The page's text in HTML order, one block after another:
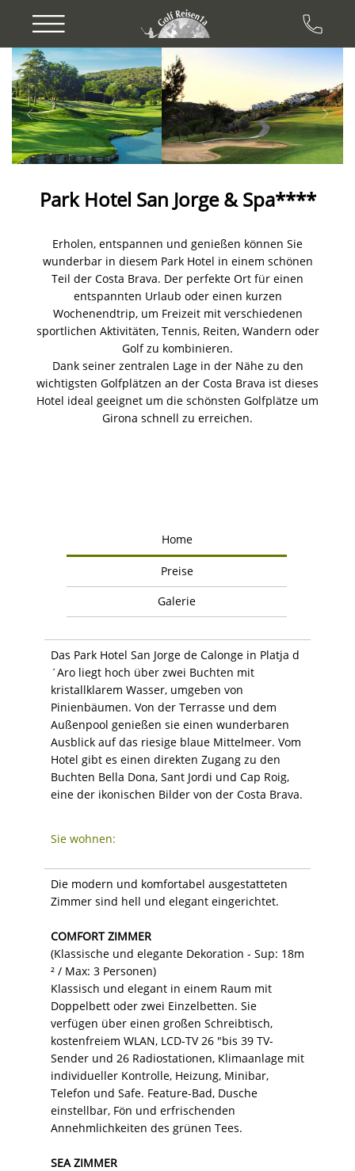
Previous Next
Park Hotel San Jorge & Spa****
Erholen, entspannen und genießen können Sie
wunderbar in diesem Park Hotel in einem schönen
Teil der Costa Brava. Der perfekte Ort für einen
entspannten Urlaub oder einen kurzen
Wochenendtrip, um Freizeit mit verschiedenen
sportlichen Aktivitäten, Tennis, Reiten, Wandern oder
Golf zu kombinieren.
Dank seiner zentralen Lage in der Nähe zu den
wichtigsten Golfplätzen an der Costa Brava ist dieses
Hotel ideal geeignet um die schönsten Golfplätze um
Girona schnell zu erreichen.
Home
Preise
Galerie
Das Park Hotel San Jorge de Calonge in Platja d
´Aro liegt hoch über zwei Buchten mit
kristallklarem Wasser, umgeben von
Pinienbäumen. Von der Terrasse und dem
Außenpool genießen sie einen wunderbaren
Ausblick auf das riesige blaue Mittelmeer. Vom
Hotel gibt es einen direkten Zugang zu den
Buchten Bella Dona, Sant Jordi und Cap Roig,
eine der ikonischen Bilder von der Costa Brava.
Sie wohnen:
Die modern und komfortabel ausgestatteten
Zimmer sind hell und elegant eingerichtet.
COMFORT ZIMMER
(Klassische und elegante Dekoration - Sup: 18m
² / Max: 3 Personen)
Klassisch und elegant in einem Raum mit
Doppelbett oder zwei Einzelbetten. Sie
verfügen über einen großen Schreibtisch,
kostenfreiem WLAN, LCD-TV 26 "bis 39 TV-
Sender und 26 Radiostationen, Klimaanlage mit
individueller Kontrolle, Heizung, Minibar,
Telefon und Safe. Feature-Bad, Dusche
einstellbar, Fön und erfrischenden
Annehmlichkeiten des grünen Tees.
SEA ZIMMER